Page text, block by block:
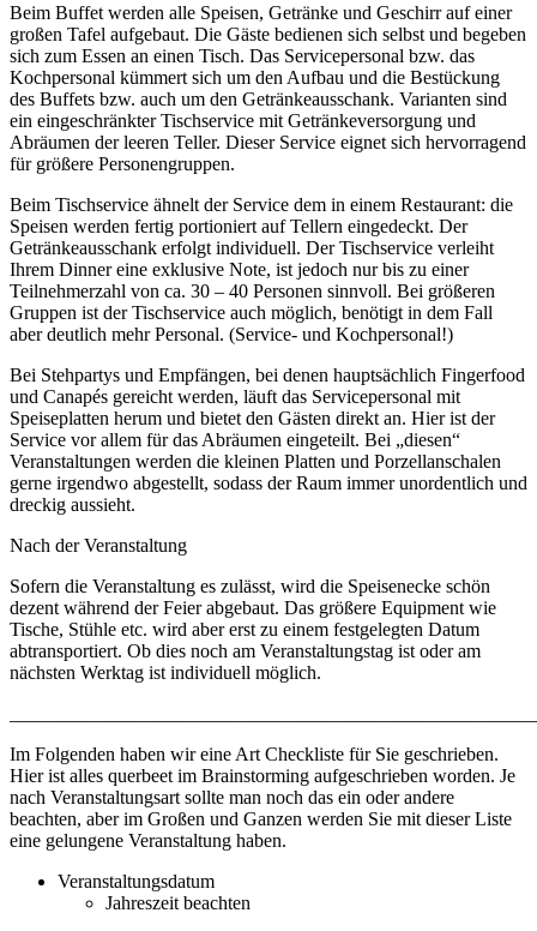
Beim Buffet werden alle Speisen, Getränke und Geschirr auf einer
großen Tafel aufgebaut. Die Gäste bedienen sich selbst und begeben
sich zum Essen an einen Tisch. Das Servicepersonal bzw. das
Kochpersonal kümmert sich um den Aufbau und die Bestückung
des Buffets bzw. auch um den Getränkeausschank. Varianten sind
ein eingeschränkter Tischservice mit Getränkeversorgung und
Abräumen der leeren Teller. Dieser Service eignet sich hervorragend
für größere Personengruppen.
Beim Tischservice ähnelt der Service dem in einem Restaurant: die
Speisen werden fertig portioniert auf Tellern eingedeckt. Der
Getränkeausschank erfolgt individuell. Der Tischservice verleiht
Ihrem Dinner eine exklusive Note, ist jedoch nur bis zu einer
Teilnehmerzahl von ca. 30 – 40 Personen sinnvoll. Bei größeren
Gruppen ist der Tischservice auch möglich, benötigt in dem Fall
aber deutlich mehr Personal. (Service- und Kochpersonal!)
Bei Stehpartys und Empfängen, bei denen hauptsächlich Fingerfood
und Canapés gereicht werden, läuft das Servicepersonal mit
Speiseplatten herum und bietet den Gästen direkt an. Hier ist der
Service vor allem für das Abräumen eingeteilt. Bei „diesen“
Veranstaltungen werden die kleinen Platten und Porzellanschalen
gerne irgendwo abgestellt, sodass der Raum immer unordentlich und
dreckig aussieht.
Nach der Veranstaltung
Sofern die Veranstaltung es zulässt, wird die Speisenecke schön
dezent während der Feier abgebaut. Das größere Equipment wie
Tische, Stühle etc. wird aber erst zu einem festgelegten Datum
abtransportiert. Ob dies noch am Veranstaltungstag ist oder am
nächsten Werktag ist individuell möglich.
Im Folgenden haben wir eine Art Checkliste für Sie geschrieben.
Hier ist alles querbeet im Brainstorming aufgeschrieben worden. Je
nach Veranstaltungsart sollte man noch das ein oder andere
beachten, aber im Großen und Ganzen werden Sie mit dieser Liste
eine gelungene Veranstaltung haben.
Veranstaltungsdatum
Jahreszeit beachten